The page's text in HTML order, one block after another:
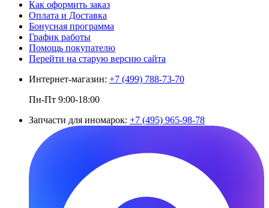
Как оформить заказ
Оплата и Доставка
Бонусная программа
График работы
Помощь покупателю
Перейти на старую версию сайта
Интернет-магазин: +7 (499) 788-73-70
Пн-Пт 9:00-18:00
Запчасти для иномарок: +7 (495) 965-98-78